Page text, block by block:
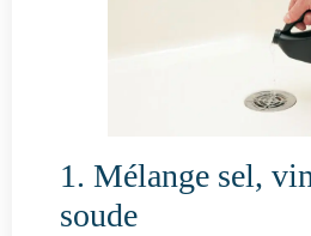
1. Mélange sel,
soude